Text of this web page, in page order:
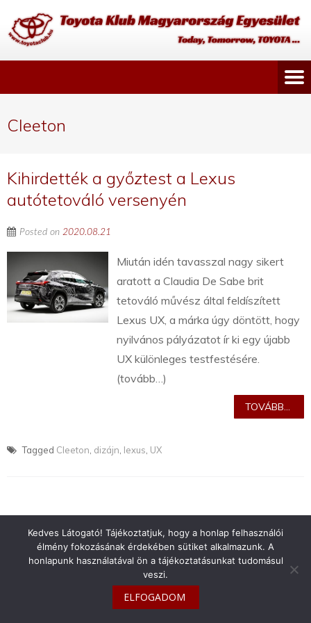
Cleeton
Kihirdették a győztest a Lexus
autótetováló versenyén
Posted on 2020.08.21
Miután idén tavasszal nagy sikert
aratott a Claudia De Sabe brit
tetováló művész által feldíszített
Lexus UX, a márka úgy döntött, hogy
nyilvános pályázatot ír ki egy újabb
UX különleges testfestésére.
(tovább…)
TOVÁBB...
Tagged Cleeton dizájn lexus UX
info@toyotaclub.hu
Copyright © 2026Toyota Klub Magyarország
Kedves Látogató! Tájékoztatjuk, hogy a honlap felhasználói
élmény fokozásának érdekében sütiket alkalmazunk. A
honlapunk használatával ön a tájékoztatásunkat tudomásul
veszi.
ELFOGADOM